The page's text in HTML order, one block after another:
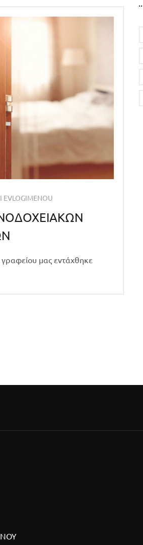
EVLOGIMENOU
μας εντάχθηκε